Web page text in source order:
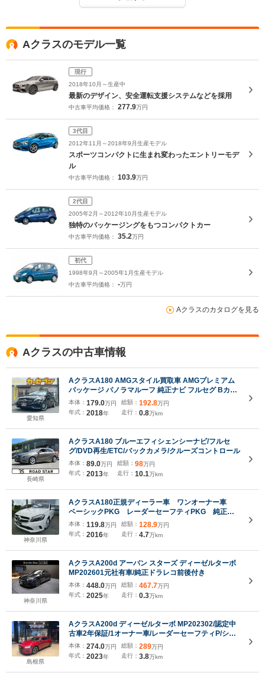
Aクラスのモデル一覧
現行
2018年10月～生産中
最新のデザイン、安全運転支援システムなどを採用
中古車平均価格： 277.9万円
3代目
2012年11月～2018年9月生産モデル
スポーツコンパクトに生まれ変わったエントリーモデ
ル
中古車平均価格： 103.9万円
2代目
2005年2月～2012年10月生産モデル
独特のパッケージングをもつコンパクトカー
中古車平均価格： 35.2万円
初代
1998年9月～2005年1月生産モデル
中古車平均価格： -万円
Aクラスのカタログを見る
Aクラスの中古車情報
愛知県
AクラスA180 AMGスタイル買取車 AMGプレミアム
パッケージ パノラマルーフ 純正ナビ フルセグ Bカメ
ラ レーダークルーズ AMG18インチAW パワーシート
シートヒーター ドラレコ Bluetooth対応 キーレスゴ
ー レーダーセーフティ 取説 保証書
本体： 179.0万円
年式： 2018年
総額： 192.8万円
走行： 0.8万km
長崎県
AクラスA180 ブルーエフィシェンシーナビ/フルセ
グ/DVD再生/ETC/バックカメラ/クルーズコントロール
本体： 89.0万円
年式： 2013年
総額： 98万円
走行： 10.1万km
神奈川県
AクラスA180正規ディーラー車 ワンオーナー車
ベーシックPKG レーダーセーフティPKG 純正ナ
ビTV Bカメラ スマートキー ハーフレザーシー
ト シートヒーター パワーシート 前後ドラレコ
ETC2.0
本体： 119.8万円
年式： 2016年
総額： 128.9万円
走行： 4.7万km
神奈川県
AクラスA200d アーバン スターズ ディーゼルターボ
MP202601元社有車/純正ドラレコ前後付き
本体： 448.0万円
年式： 2025年
総額： 467.7万円
走行： 0.3万km
島根県
AクラスA200d ディーゼルターボ MP202302/認定中
古車2年保証/1オーナー車/レーダーセーフティP/シー
トヒーター/メモリー付電動シート/MBUXナ
ビ/Bluetooth機能/アンビエントライト/ワイヤレスチ
ャージ/イルミネーテッドステップカバー/リアドリン
クホルダー
本体： 274.0万円
年式： 2023年
総額： 289万円
走行： 3.8万km